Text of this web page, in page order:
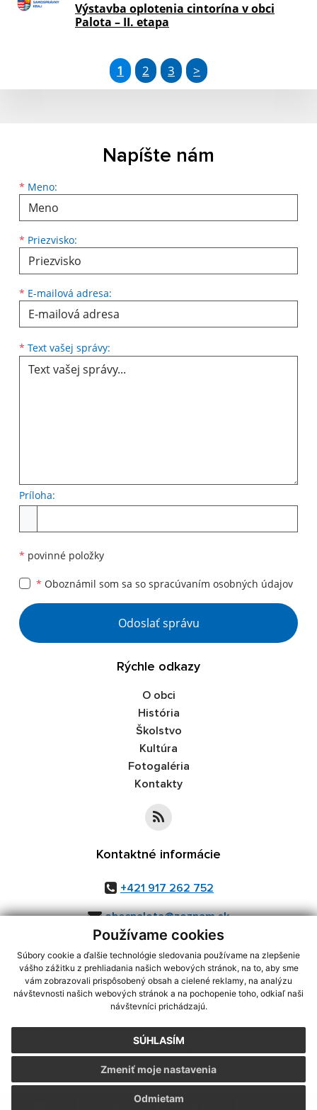
Používame cookies
Súbory cookie a ďalšie technológie sledovania používame na zlepšenie
vášho zážitku z prehliadania našich webových stránok, na to, aby sme
vám zobrazovali prispôsobený obsah a cielené reklamy, na analýzu
návštevnosti našich webových stránok a na pochopenie toho, odkiaľ naši
návštevníci prichádzajú.
SÚHLASÍM
Odmietam
Zmeniť moje nastavenia
Výstavba oplotenia cintorína v obci
Palota – II. etapa
1 2 3 >
Napíšte nám
* Meno:
* Priezvisko:
* E-mailová adresa:
* Text vašej správy:
Príloha:
* povinné položky
* Oboznámil som sa so spracúvaním osobných údajov
Odoslať správu
Rýchle odkazy
O obci
História
Školstvo
Kultúra
Fotogaléria
Kontakty
Kontaktné informácie
+421 917 262 752
obecpalota@zoznam.sk
využite možnosť získavania aktuálnych informácií s využitím RSS
CMS systém (redakčný) systém ECHELON 2,Mapa stránok,web portál
webex.digital, s.r.o.,domény,registrácia domény
Posledná aktualizácia:06.08.2026
Vytlačiť stránku|Vyhlásenie o prístupnosti